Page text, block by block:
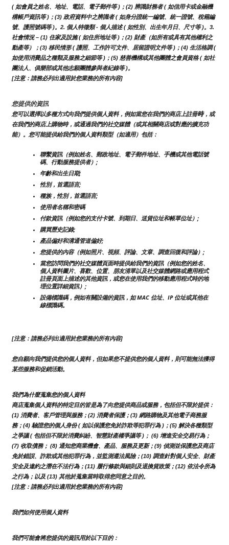
( 如會員之姓名、地址、電話、電子郵件等 )；(2) 辨識財務者 ( 如信用卡或金融機
構帳戶資訊等 )；(3) 政府資料中之辨識者 ( 如身分證統一編號、統一證號、稅籍編
號、護照號碼等 )。2. 個人特徵類 - 個人描述 ( 如性別、出生年月日、尺寸等 )。3.
社會情況 – (1) 住家及設施 ( 如住所地址等 )；(2) 財產（如所有或具有其他權利之
動產等）；(3) 移民情形 ( 護照、工作許可文件、居留證明文件等 )；(4) 生活格調 (
如使用消費品之種類及服務之細節等 )；(5) 慈善機構或其他團體之會員資格 ( 如社
團法人、俱樂部或其他志願團體參與者紀錄等 )。
[注意：請務必列出適用於您業務的所有內容]
您提供的資訊
您可以選擇以多種方式向我們提供個人資料，例如當您在我們的商店上註冊時，或
在我們的商店上購物時，或通過我們的社交媒體（或其相關商店或對應的擴充功
能）。您可能提供給我們的個人資料類型（如適用）包括：
聯繫資訊（例如姓名、郵政地址、電子郵件地址、手機或其他電話號
碼、行動服務提供者）;
年齡和出生日期;
性別，首選語言;
種族，性別，首選語言;
使用者名稱和密碼
付款資訊（例如您的支付卡號、到期日、送貨位址和帳單位址）;
購買歷史記錄;
產品偏好和溝通管道偏好;
您提供的內容（例如照片、視頻、評論、文章、調查回復和評論）;
當您訪問我們的社交媒體頁面時提供給我們的資訊（例如您的姓名、
個人資料圖片、喜歡、位置、朋友清單以及社交媒體網路或應用程式
註冊頁面上描述的其他資訊，或您在使用我們的移動應用程式時的地
理位置詳細資訊）;
設備標識碼，例如有關設備的資訊，如 MAC 位址、IP 位址或其他在
線標識碼。
[注意：請務必列出適用於您業務的所有內容]
您自願向我們提供您的個人資料，但如果您不提供您的個人資料，則可能無法獲得
某些服務和促銷活動。
我們為什麼蒐集您的個人資料
商店蒐集個人資料的特定目的皆是為了向您提供商品或服務，包括但不限於提供：
(1) 消費者、客戶管理與服務；(2) 消費者保護；(3) 網路購物及其他電子商務服
務；(4) 驗證您的個人身份 ( 如以保護您免於詐欺等犯罪行為 )；(5) 解決各種類型
之爭議 ( 包括但不限於消費糾紛、智慧財產權爭議等 )； (6) 增進安全交易行為；
(7) 收取債務； (8) 通知您商業機會、產品、服務及更新；(9) 偵測並保護您及商店
免於錯誤、詐欺或其他犯罪行為，並監測遵法風險；(10) 調查針對個人安全、財產
安全及違約之潛在不法行為；(11) 履行條款與細則及退換貨政策；(12) 依法令所為
之行為；以及 (13) 其他於蒐集當時取得您同意之目的。
[注意：請務必列出適用於您業務的所有內容]
我們如何使用個人資料
我們可能會將您提供的資訊用於以下目的：